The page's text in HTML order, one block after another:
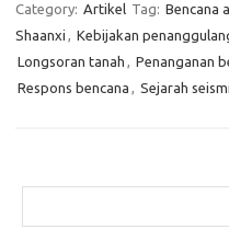
Category: Artikel Tag: Bencana
Shaanxi , Kebijakan
Longsoran tanah , Penanganan
Respons bencana , Sejarah